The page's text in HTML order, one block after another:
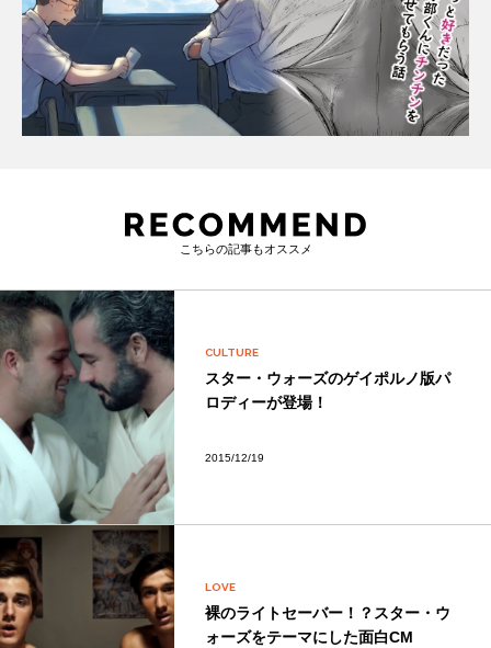
こちらの記事もオススメ
CULTURE
スター・ウォーズのゲイポルノ版パ
ロディーが登場！
2015/12/19
LOVE
裸のライトセーバー！？スター・ウ
ォーズをテーマにした面白CM